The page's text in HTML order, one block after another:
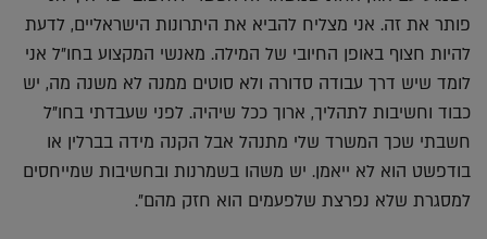
פותר את זה. אני מצליח להביא את היתרונות הישראליים, לדעת
להיות חצוף באופן החיובי של המילה. מאנשי המקצוע בחו"ל אני
לומד שיש דרך עבודה סדורה ולא סוטים ממנה לא משנה מה, יש
כבוד וחשיבות לתהליך, ארוך ככל שיהיה. לפני שעבדתי בחו"ל
חשבתי שכך המשרד שלי מתנהל אבל הקנה מידה בברלין או
בודפשט הוא לא ייאמן. יש משהו בשמרנות ובחשיבות שמייחסים
למסגרת שלא נפרצת שלפעמים הוא חזק מהם".